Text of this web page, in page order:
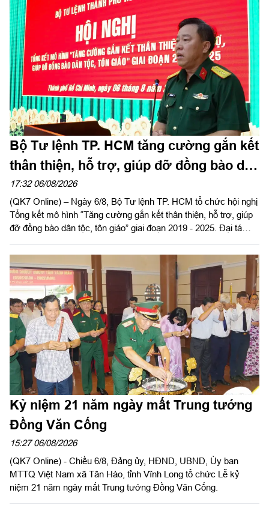
Tây Nam chủ trì hội nghị. Dự hội nghị có Đại tá Phạm Thị Thu
Hương, Trưởng phòng Công tác quần chúng, Cục Chính trị
Quân khu 7; Đại tá Trần Thị Mỹ Châu, Phó Tổng giám đốc
Công ty Tây Nam cùng đông đảo cán bộ, đoàn viên, người lao
động Công ty Cảng ICD Tây Nam.
Bộ Tư lệnh TP. HCM tăng cường gắn kết
thân thiện, hỗ trợ, giúp đỡ đồng bào dân
tộc, tôn giáo
17:32 06/08/2026
(QK7 Online) – Ngày 6/8, Bộ Tư lệnh TP. HCM tổ chức hội nghị
Tổng kết mô hình “Tăng cường gắn kết thân thiện, hỗ trợ, giúp
đỡ đồng bào dân tộc, tôn giáo” giai đoạn 2019 - 2025. Đại tá
đạo hội nghị.
Kỷ niệm 21 năm ngày mất Trung tướng
Đồng Văn Cống
15:27 06/08/2026
(QK7 Online) - Chiều 6/8, Đảng ủy, HĐND, UBND, Ủy ban
MTTQ Việt Nam xã Tân Hào, tỉnh Vĩnh Long tổ chức Lễ kỷ
niệm 21 năm ngày mất Trung tướng Đồng Văn Cống.